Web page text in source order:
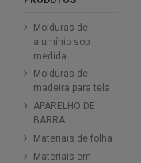
Molduras de
alumínio sob
medida
Molduras de
madeira para tela
APARELHO DE
BARRA
Materiais de folha
Materiais em